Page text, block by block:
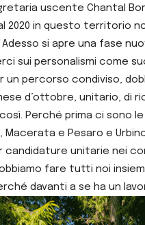
uscente Chantal
in questo territorio
si apre una fase
personalismi come
percorso condiviso,
d’ottobre, unitario, di
Perché prima ci sono
e Pesaro e
unitarie nei
fare tutti noi
davanti a se ha un